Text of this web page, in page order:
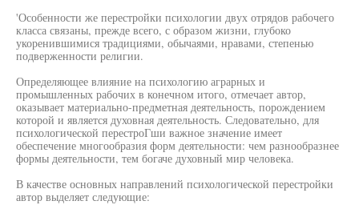
'Особенности же перестройки психологии двух отрядов рабочего
класса связаны, прежде всего, с образом жизни, глубоко
укоренившимися традициями, обычаями, нравами, степенью
подверженности религии.
Определяющее влияние на психологию аграрных и
промышленных рабочих в конечном итого, отмечает автор,
оказывает материально-предметная деятельность, порождением
которой и является духовная деятельность. Следовательно, для
психологической перестроГши важное значение имеет
обеспечение многообразия форм деятельности: чем разнообразнее
формы деятельности, тем богаче духовный мир человека.
В качестве основных направлений психологической перестройки
автор выделяет следующие: